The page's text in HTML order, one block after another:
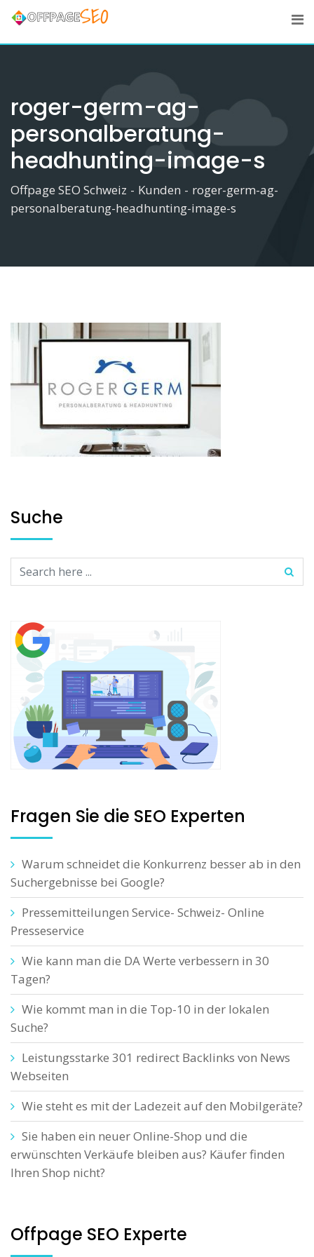
Skip
content
roger-germ-ag-
personalberatung-
headhunting-image-s
Offpage SEO Schweiz - Kunden - roger-germ-ag-
personalberatung-headhunting-image-s
Suche
Fragen Sie die SEO Experten
Warum schneidet die Konkurrenz besser ab in den
Suchergebnisse bei Google?
Pressemitteilungen Service- Schweiz- Online
Presseservice
Wie kann man die DA Werte verbessern in 30
Tagen?
Wie kommt man in die Top-10 in der lokalen
Suche?
Leistungsstarke 301 redirect Backlinks von News
Webseiten
Wie steht es mit der Ladezeit auf den Mobilgeräte?
Sie haben ein neuer Online-Shop und die
erwünschten Verkäufe bleiben aus? Käufer finden
Ihren Shop nicht?
Offpage SEO Experte